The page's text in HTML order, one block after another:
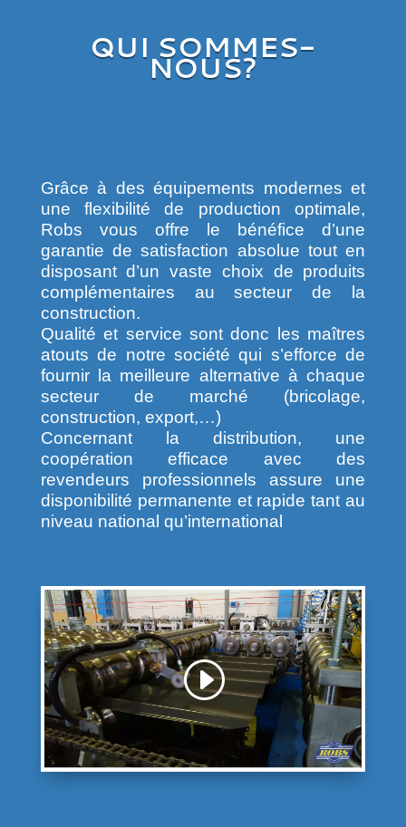
QUI SOMMES-
NOUS?
Grâce à des équipements modernes et
une flexibilité de production optimale,
Robs vous offre le bénéfice d’une
garantie de satisfaction absolue tout en
disposant d’un vaste choix de produits
complémentaires au secteur de la
construction.
Qualité et service sont donc les maîtres
atouts de notre société qui s’efforce de
fournir la meilleure alternative à chaque
secteur de marché (bricolage,
construction, export,…)
Concernant la distribution, une
coopération efficace avec des
revendeurs professionnels assure une
disponibilité permanente et rapide tant au
niveau national qu’international